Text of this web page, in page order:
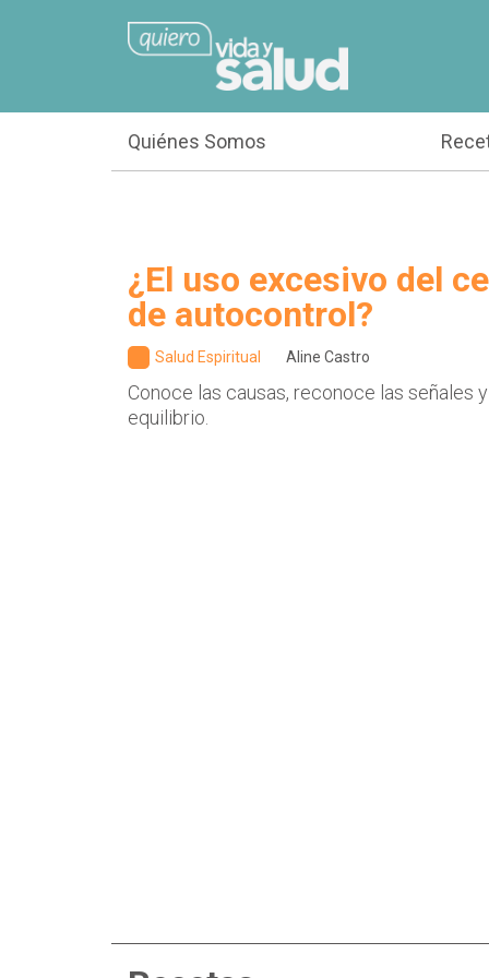
Quiénes Somos
¿El uso excesivo del
de autocontrol?
Salud Espiritual Aline Castro
Conoce las causas, reconoce las señales
equilibrio.